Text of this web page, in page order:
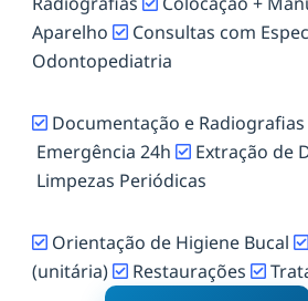
Aparelho
Consultas com
Odontopediatria
Documentação e
Emergência 24h
Extração de
Limpezas Periódicas
Orientação de Higiene Bucal
(unitária)
Restaurações